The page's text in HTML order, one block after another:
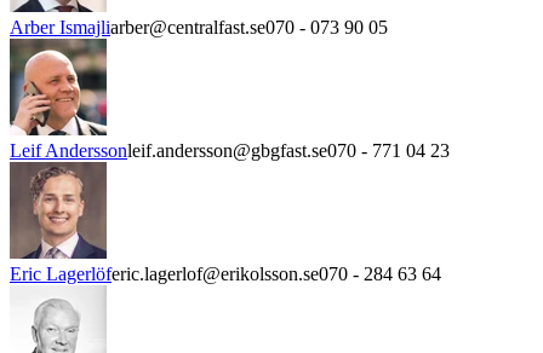
Arber Ismajliarber@centralfast.se070 - 073 90 05
Leif Anderssonleif.andersson@gbgfast.se070 - 771 04 23
Eric Lagerlöferic.lagerlof@erikolsson.se070 - 284 63 64